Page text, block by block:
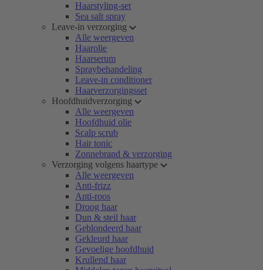
Haarstyling-set
Sea salt spray
Leave-in verzorging
Alle weergeven
Haarolie
Haarserum
Spraybehandeling
Leave-in conditioner
Haarverzorgingsset
Hoofdhuidverzorging
Alle weergeven
Hoofdhuid olie
Scalp scrub
Hair tonic
Zonnebrand & verzorging
Verzorging volgens haartype
Alle weergeven
Anti-frizz
Anti-roos
Droog haar
Dun & steil haar
Geblondeerd haar
Gekleurd haar
Gevoelige hoofdhuid
Krullend haar